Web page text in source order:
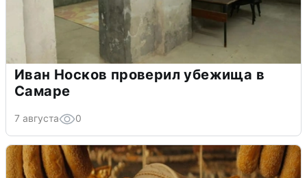
Иван Носков проверил убежища в
Самаре
7 августа 0